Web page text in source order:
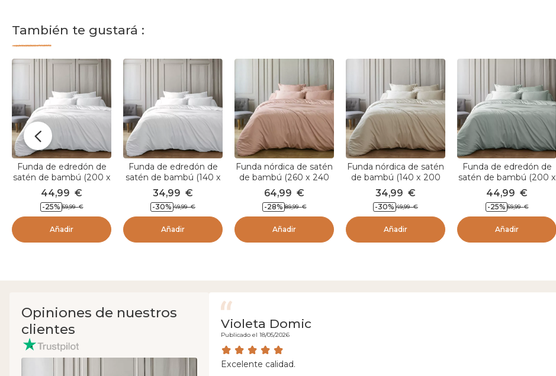
También te gustará :
Funda de edredón de
satén de bambú (200 x
200 cm) Sienna Blanco
chantilly
44,99 €
-25% 59,99 €
Añadir
Funda de edredón de
satén de bambú (140 x
200 cm) Sienna Blanco
chantilly
34,99 €
-30% 49,99 €
Añadir
Funda nórdica de satén
de bambú (260 x 240
cm) Sienna Rosa rubor
64,99 €
-28% 89,99 €
Añadir
Funda nórdica de satén
de bambú (140 x 200
cm) Sienna Beige
34,99 €
-30% 49,99 €
Añadir
Funda de edredón de
satén de bambú (200 x
200 cm) Sienna Verde
eucalipto
44,99 €
-25% 59,99 €
Añadir
Opiniones de nuestros
clientes
Violeta Domic
Publicado el 18/05/2026
Excelente calidad.